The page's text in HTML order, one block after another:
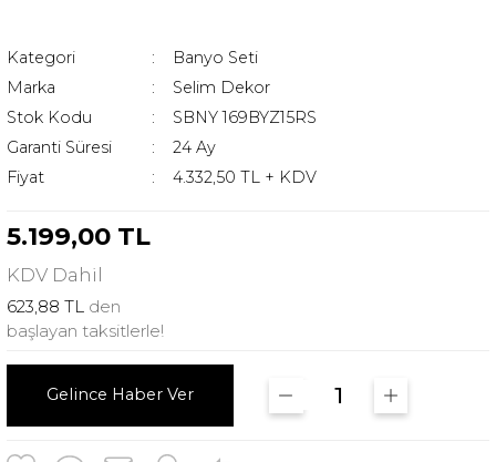
Kategori
Banyo Seti
Marka
Selim Dekor
Stok Kodu
SBNY 169BYZ15RS
Garanti Süresi
24 Ay
Fiyat
4.332,50 TL + KDV
5.199,00 TL
KDV Dahil
623,88 TL den
başlayan taksitlerle!
Gelince Haber Ver